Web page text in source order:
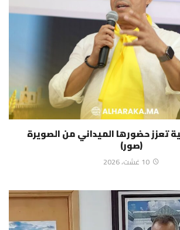
تعزز حضورها الميداني من الصويرة
(صور)
10 غشت، 2026